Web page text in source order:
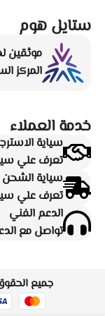
ستايل هوم
موثقين
المركز
خدمة العملاء
سياية
تعرف علي
سياية الشحن
تعرف علي
الدعم الفني
تواصل مع
جميع